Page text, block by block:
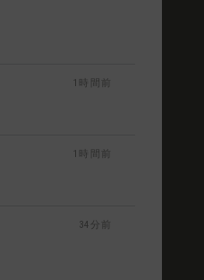
1時間前
1時間前
34分前